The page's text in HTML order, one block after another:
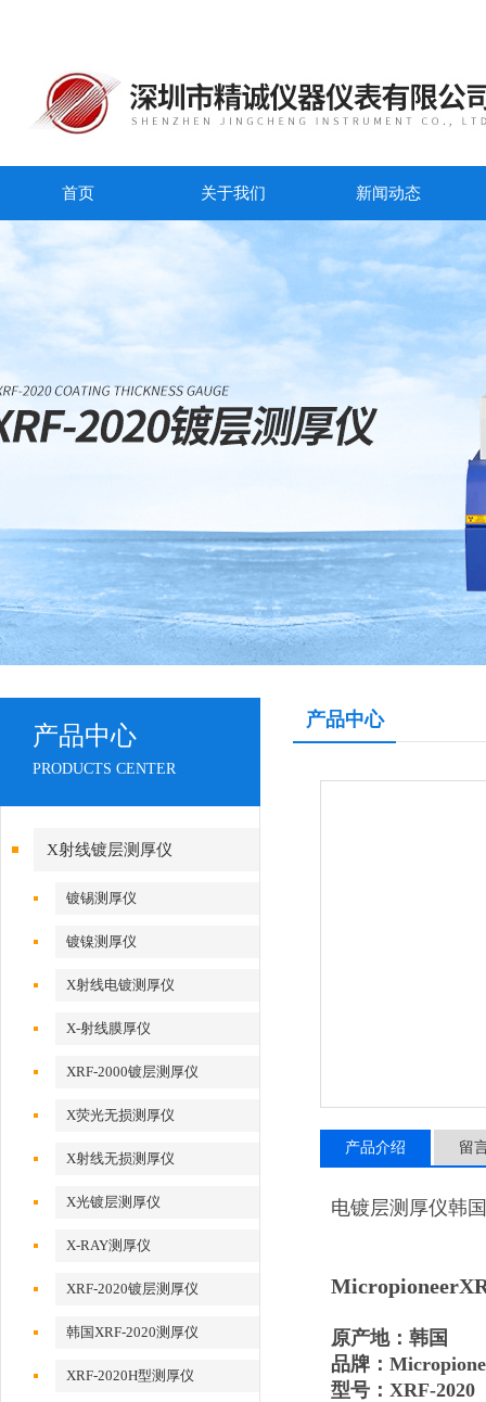
首页 关于我们 新闻动态
产品中心
PRODUCTS CENTER
X射线镀层测厚仪
镀锡测厚仪
镀镍测厚仪
X射线电镀测厚仪
X-射线膜厚仪
XRF-2000镀层测厚仪
X荧光无损测厚仪
X射线无损测厚仪
X光镀层测厚仪
X-RAY测厚仪
XRF-2020镀层测厚仪
韩国XRF-2020测厚仪
XRF-2020H型测厚仪
产品中心
产品介绍 留
电镀层测厚仪韩
原产地：韩国
品牌：
型号：XRF-2020